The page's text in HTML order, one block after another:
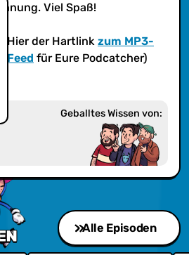
Viel Spaß!
! Hier der Hartlink zum MP3-
Feed für Eure Podcatcher)
Geballtes Wissen von:
Alle Episoden